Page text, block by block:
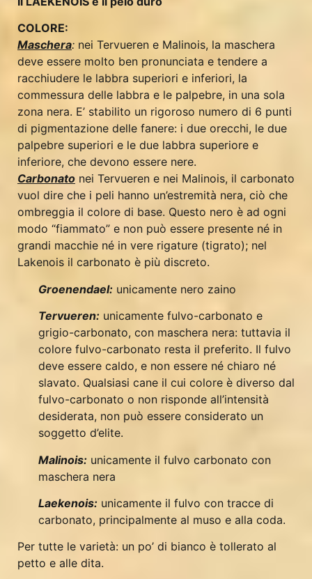
COLORE:
Maschera: nei Tervueren e Malinois, la maschera
deve essere molto ben pronunciata e tendere a
racchiudere le labbra superiori e inferiori, la
commessura delle labbra e le palpebre, in una sola
zona nera. E’ stabilito un rigoroso numero di 6 punti
di pigmentazione delle fanere: i due orecchi, le due
palpebre superiori e le due labbra superiore e
inferiore, che devono essere nere.
Carbonato nei Tervueren e nei Malinois, il carbonato
vuol dire che i peli hanno un’estremità nera, ciò che
ombreggia il colore di base. Questo nero è ad ogni
modo “fiammato” e non può essere presente né in
grandi macchie né in vere rigature (tigrato); nel
Lakenois il carbonato è più discreto.
Groenendael: unicamente nero zaino
Tervueren: unicamente fulvo-carbonato e
grigio-carbonato, con maschera nera: tuttavia il
colore fulvo-carbonato resta il preferito. Il fulvo
deve essere caldo, e non essere né chiaro né
slavato. Qualsiasi cane il cui colore è diverso dal
fulvo-carbonato o non risponde all’intensità
desiderata, non può essere considerato un
soggetto d’elite.
Malinois: unicamente il fulvo carbonato con
maschera nera
Laekenois: unicamente il fulvo con tracce di
carbonato, principalmente al muso e alla coda.
Per tutte le varietà: un po’ di bianco è tollerato al
petto e alle dita.